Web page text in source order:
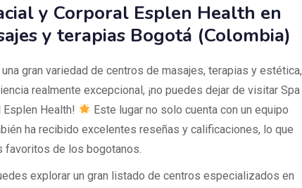
y Corporal Esplen Health en
y terapias Bogotá (Colombia)
una gran variedad de centros de masajes, terapias y estética,
realmente excepcional, ¡no puedes dejar de visitar Spa
Health!
Este lugar no solo cuenta con un equipo
ha recibido excelentes reseñas y calificaciones, lo que
favoritos de los bogotanos.
explorar un gran listado de centros especializados en